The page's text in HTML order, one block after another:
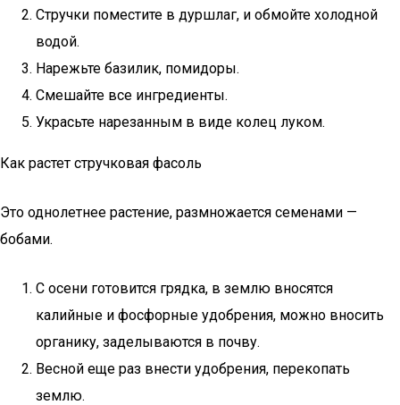
Стручки поместите в дуршлаг, и обмойте холодной
водой.
Нарежьте базилик, помидоры.
Смешайте все ингредиенты.
Украсьте нарезанным в виде колец луком.
Как растет стручковая фасоль
Это однолетнее растение, размножается семенами —
бобами.
С осени готовится грядка, в землю вносятся
калийные и фосфорные удобрения, можно вносить
органику, заделываются в почву.
Весной еще раз внести удобрения, перекопать
землю.